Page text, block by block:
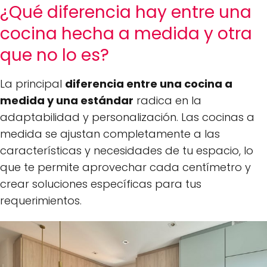
¿Qué diferencia hay entre una
cocina hecha a medida y otra
que no lo es?
La principal diferencia entre una cocina a
medida y una estándar radica en la
adaptabilidad y personalización. Las cocinas a
medida se ajustan completamente a las
características y necesidades de tu espacio, lo
que te permite aprovechar cada centímetro y
crear soluciones específicas para tus
requerimientos.